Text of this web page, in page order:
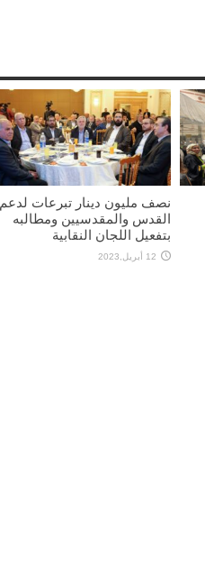
نصف مليون دينار تبرعات لدعم
القدس والمقدسيين ومطالبه
بتفعيل اللجان النقابية
12 أبريل,2023